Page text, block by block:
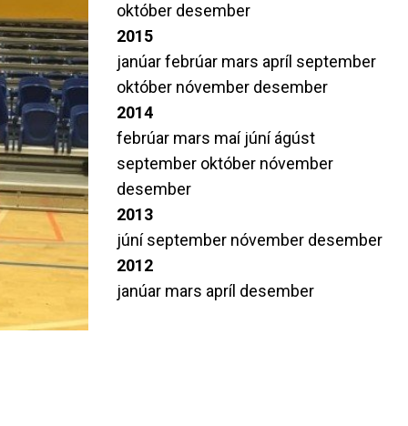
október desember
2015
janúarfebrúar mars apríl september
október nóvember desember
2014
febrúar mars maí júníágúst
september október nóvember
desember
2013
júníseptember nóvember desember
2012
janúar mars apríl desember